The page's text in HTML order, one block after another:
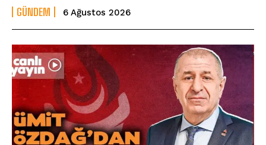
GÜNDEM 6 Ağustos 2026